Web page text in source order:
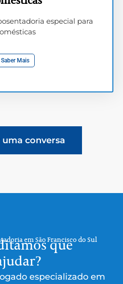
especial para
Saber Mais
conversa
em São Francisco do Sul
que
especializado em